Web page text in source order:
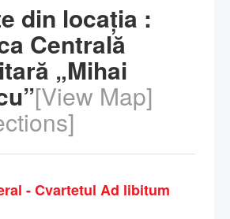
din locația :
Centrală
„Mihai
[View Map]
- Cvartetul Ad libitum